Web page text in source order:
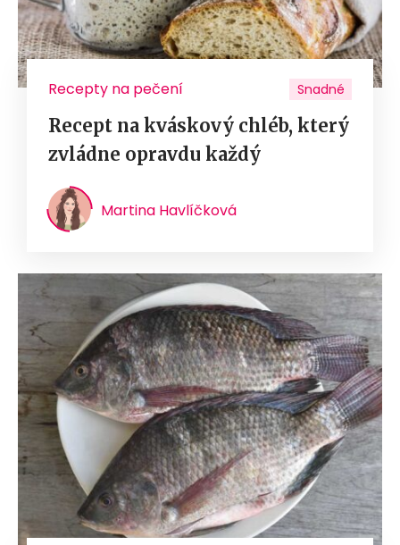
Recepty na pečení Snadné
Recept na kváskový chléb, který
zvládne opravdu každý
Martina Havlíčková